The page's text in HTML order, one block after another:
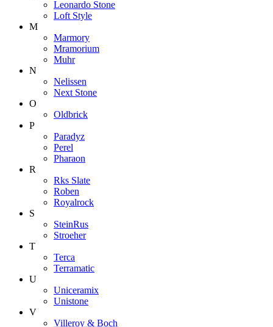
Leonardo Stone
Loft Style
M
Marmory
Mramorium
Muhr
N
Nelissen
Next Stone
O
Oldbrick
P
Paradyz
Perel
Pharaon
R
Rks Slate
Roben
Royalrock
S
SteinRus
Stroeher
T
Terca
Terramatic
U
Uniceramix
Unistone
V
Villeroy & Boch